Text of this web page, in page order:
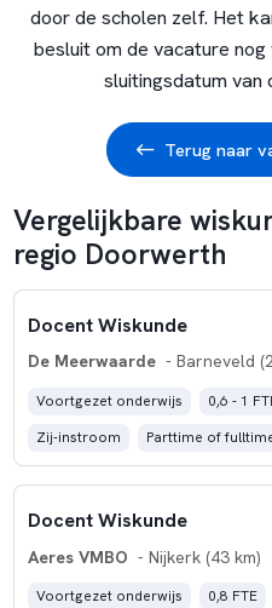
door de scholen zelf. Het
besluit om de vacature
sluitingsdatum van
Terug naar
Vergelijkbare
regio Doorwerth
Docent Wiskunde
De Meerwaarde - Barneveld
Voortgezet onderwijs 0,6 - 1
Zij-instroom
Parttime of
Docent Wiskunde
Aeres VMBO - Nijkerk (43 km)
Voortgezet onderwijs 0,8 FTE